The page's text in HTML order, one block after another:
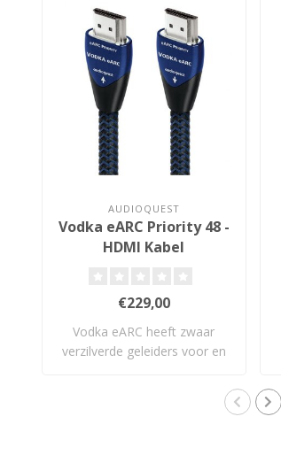
AUDIOQUEST
Vodka eARC Priority 48 -
HDMI Kabel
€229,00
Vodka eARC heeft zwaar
verzilverde geleiders voor en